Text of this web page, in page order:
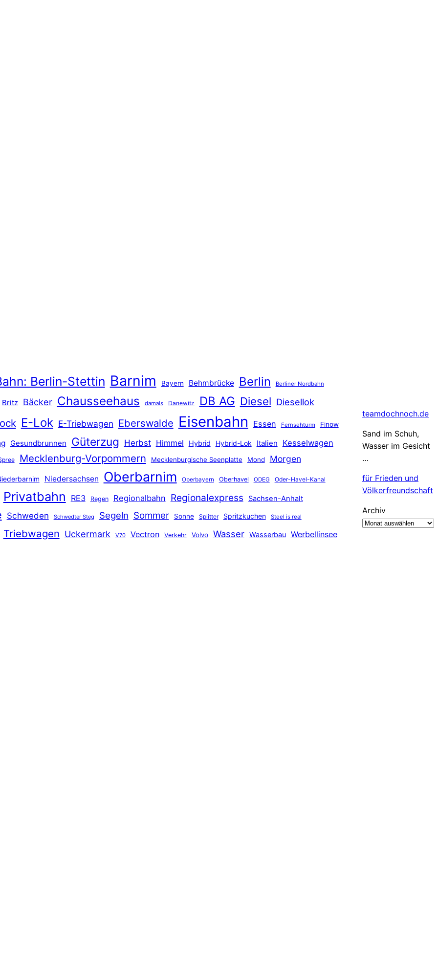
Berlin-Stettin Barnim Bayern Behmbrücke Berlin Berliner Nordbahn
Britz Bäcker Chausseehaus damals Danewitz DB AG Diesel Diesellok
E-Lok E-Triebwagen Eberswalde Eisenbahn Essen Fernsehturm Finow
Gesundbrunnen Güterzug Herbst Himmel Hybrid Hybrid-Lok Italien Kesselwagen
Mecklenburg-Vorpommern Mecklenburgische Seenplatte Mond Morgen
Niedersachsen Oberbarnim Oberbayern Oberhavel ODEG Oder-Havel-Kanal
Privatbahn RE3 Regen Regionalbahn Regionalexpress Sachsen-Anhalt
Schweden Schwedter Steg Segeln Sommer Sonne Splitter Spritzkuchen Steel is real
Triebwagen Uckermark V70 Vectron Verkehr Volvo Wasser Wasserbau Werbellinsee
teamdochnoch.de
Sand im Schuh,
Wasser im Gesicht
…
für Frieden und
Völkerfreundschaft
Archiv